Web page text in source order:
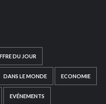
DU JOUR
DANS LE MONDE ECONOMIE
EVÉNEMENTS